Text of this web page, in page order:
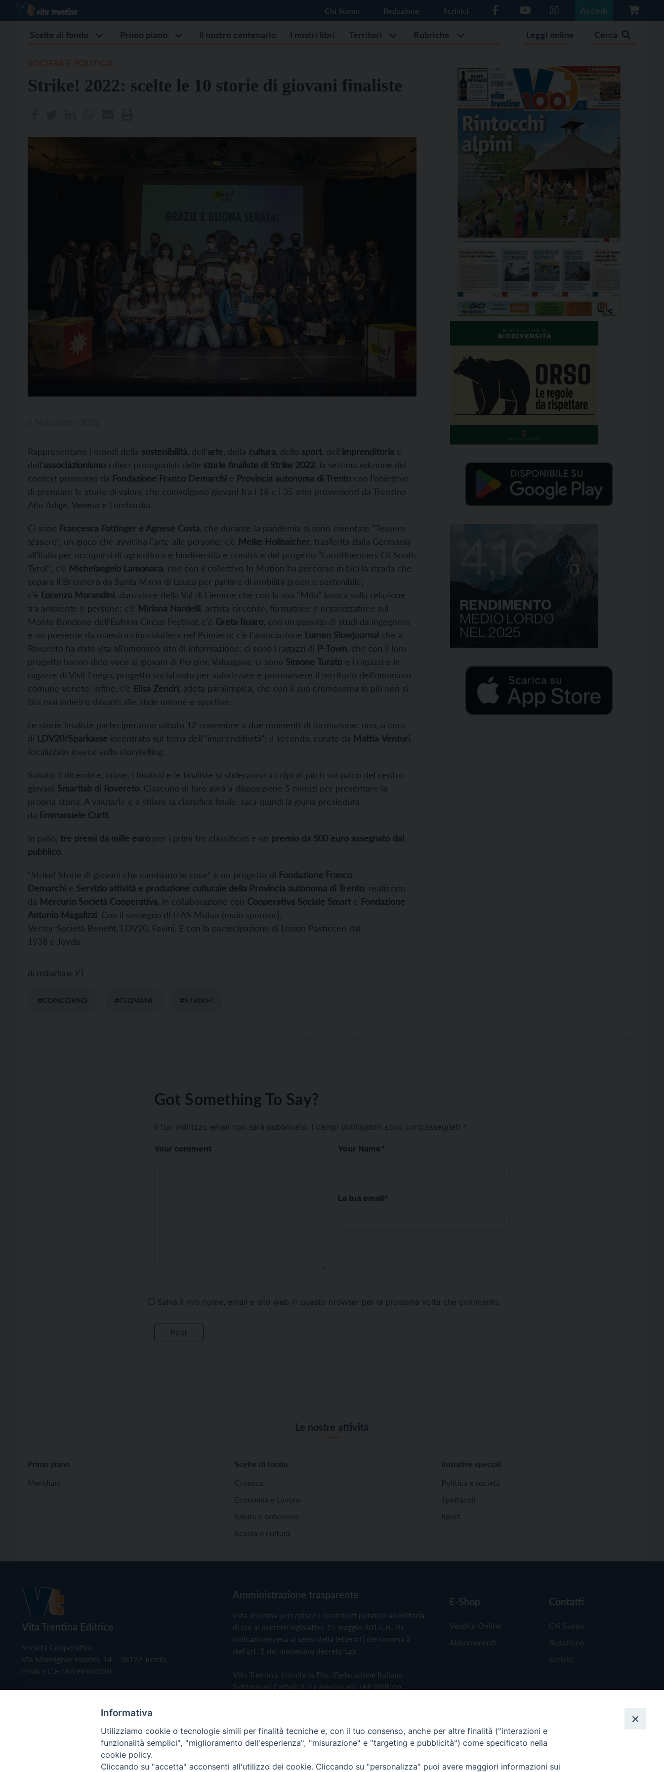
Chi Siamo Redazione Scrivici Accedi
Scelte di fondo Primo piano Il nostro centenario I nostri libri Territori Rubriche Leggi online Cerca
Strike! 2022: scelte le 10 storie di giovani finaliste
Rappresentano i mondi della sostenibilità , dell’arte , della cultura , dello sport, dell’imprenditoria e
dell’associazionismo i dieci protagonisti delle storie finaliste di Strike 2022 , la settima edizione del
contest promosso da Fondazione Franco Demarchi e Provincia autonoma di Trento con l’obiettivo
di premiare le storie di valore che coinvolgono giovani fra i 18 e i 35 anni provenienti da Trentino –
Alto Adige, Veneto e Lombardia.
Ci sono Francesca Fattinger e Agnese Costa , che durante la pandemia si sono inventate “Tessere
tessere”, un gioco che avvicina l’arte alle persone; c’è Meike Hollnaicher , trasferita dalla Germania
all’Italia per occuparsi di agricoltura e biodiversità e creatrice del progetto “Farmfluencers Of South
Tyrol”; c’è Michelangelo Lamonaca , che con il collettivo In Motion ha percorso in bici la strada che
separa il Brennero da Santa Maria di Leuca per parlare di mobilità green e sostenibile;
c’è Lorenzo Morandini , danzatore della Val di Fiemme che con la sua “Möa” lavora sulla relazione
tra ambiente e persone; c’è Miriana Nardelli , artista circense, formatrice e organizzatrice sul
Monte Bondone dell’Euforia Circus Festival; c’è Greta Ruaro , con un passato di studi da ingegnera
e un presente da maestra cioccolatiera nel Primiero; c’è l’associazione Lumen Slowjournal che a
Rovereto ha dato vita all’omonimo sito di informazione; ci sono i ragazzi di P-Town , che con il loro
progetto hanno dato voce ai giovani di Pergine Valsugana; ci sono Simone Turato e i ragazzi e le
ragazze di Visit Enego, progetto social nato per valorizzare e promuovere il territorio dell’omonimo
comune veneto; infine, c’è Elisa Zendri , atleta paralimpica, che con il suo cromosoma in più non si
tira mai indietro davanti alle sfide umane e sportive.
Le storie finaliste parteciperanno sabato 12 novembre a due momenti di formazione: uno, a cura
di LDV20/Sparkasse incentrato sul tema dell’”imprenditività”; il secondo, curato da Mattia Venturi
focalizzato invece sullo storytelling.
Sabato 3 dicembre, infine, i finalisti e le finaliste si sfideranno a colpi di pitch sul palco del centro
giovani Smartlab di Rovereto. Ciascuno di loro avrà a disposizione 5 minuti per presentare la
propria storia. A valutarle e a stilare la classifica finale, sarà quindi la giuria presieduta
da Emmanuele Curti.
In palio, tre premi da mille euro per i primi tre classificati e un premio da 500 euro assegnato dal
pubblico.
“Strike! Storie di giovani che cambiano le cose” è un progetto di Fondazione Franco
Demarchi e Servizio attività e produzione culturale della Provincia autonoma di Trento , realizzato
da Mercurio Società Cooperativa , in collaborazione con Cooperativa Sociale Smart e Fondazione
Antonio Megalizzi. Con il sostegno di ITAS Mutua (main sponsor),
Vector Società Benefit, LDV20, Favini. E con la partecipazione di Loison Pasticceri dal
1938 e Joydis.
di redazione VT
#CONCORSO #GIOVANI #STRIKE!
Got Something To Say?
Il tuo indirizzo email non sarà pubblicato. I campi obbligatori sono contrassegnati *
Your comment Your Name*
La tua email*
Salva il mio nome, email e sito web in questo browser per la prossima volta che commento.
Le nostre attività
Primo piano
Meridiani
Scelte di fondo
Cronaca
Economia e Lavoro
Salute e benessere
Scuola e cultura
Iniziative speciali
Politica e società
Spettacoli
Sport
Vita Trentina Editrice
Società Cooperativa
Via Monsignor Endrici, 14 – 38122 Trento
P.IVA e C.F. 00199960220
Amministrazione trasparente
Vita Trentina percepisce i contributi pubblici all'editoria
di cui al decreto legislativo 15 maggio 2017, n. 70.
Indicazione resa ai sensi della lettera f) del comma 2
dell'art. 5 del medesimo decreto Lgs.
Vita Trentina, tramite la Fisc (Federazione Italiana
Settimanali Cattolici), ha aderito allo IAP (Istituto
Privacy Policy Cookie Policy
E-Shop
Vendita Online
Abbonamenti
Contatti
Chi Siamo
Redazione
Scrivici
Informativa
Utilizziamo cookie o tecnologie simili per finalità tecniche e, con il tuo consenso, anche per altre finalità ("interazioni e
funzionalità semplici", "miglioramento dell'esperienza", "misurazione" e "targeting e pubblicità") come specificato nella
cookie policy.
Cliccando su "accetta" acconsenti all'utilizzo dei cookie. Cliccando su "personalizza" puoi avere maggiori informazioni sui